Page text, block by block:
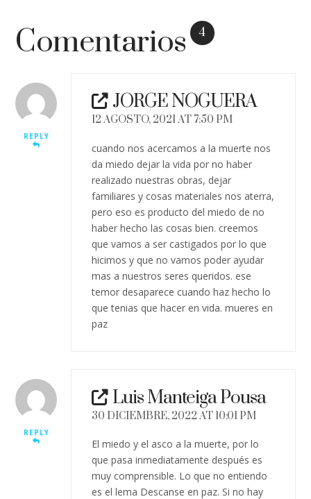
Comentarios 4
REPLY
JORGE NOGUERA
12 AGOSTO, 2021 AT 7:50 PM
cuando nos acercamos a la muerte nos
da miedo dejar la vida por no haber
realizado nuestras obras, dejar
familiares y cosas materiales nos aterra,
pero eso es producto del miedo de no
haber hecho las cosas bien. creemos
que vamos a ser castigados por lo que
hicimos y que no vamos poder ayudar
mas a nuestros seres queridos. ese
temor desaparece cuando haz hecho lo
que tenias que hacer en vida. mueres en
paz
REPLY
Luis Manteiga Pousa
30 DICIEMBRE, 2022 AT 10:01 PM
El miedo y el asco a la muerte, por lo
que pasa inmediatamente después es
muy comprensible. Lo que no entiendo
es el lema Descanse en paz. Si no hay